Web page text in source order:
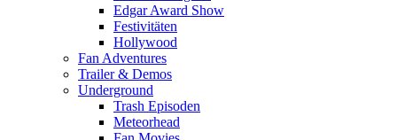
Edgar Award Show
Festivitäten
Hollywood
Fan Adventures
Trailer & Demos
Underground
Trash Episoden
Meteorhead